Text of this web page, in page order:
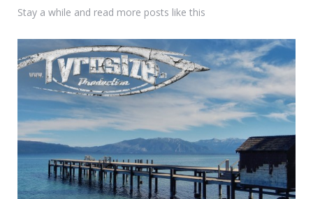
Stay a while and read more posts like this